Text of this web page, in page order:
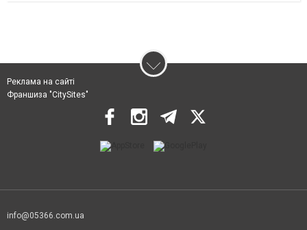
Реклама на сайті
Франшиза "CitySites"
info@05366.com.ua